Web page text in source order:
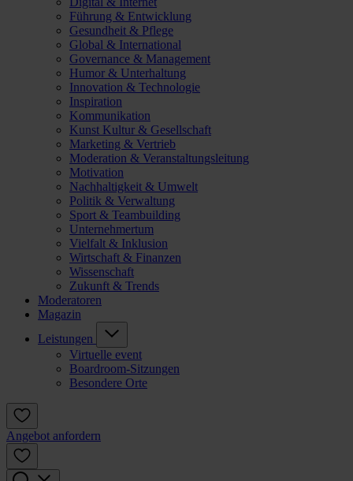
Führung & Entwicklung
Gesundheit & Pflege
Global & International
Governance & Management
Humor & Unterhaltung
Innovation & Technologie
Inspiration
Kommunikation
Kunst Kultur & Gesellschaft
Marketing & Vertrieb
Moderation & Veranstaltungsleitung
Motivation
Nachhaltigkeit & Umwelt
Politik & Verwaltung
Sport & Teambuilding
Unternehmertum
Vielfalt & Inklusion
Wirtschaft & Finanzen
Wissenschaft
Zukunft & Trends
Moderatoren
Magazin
Leistungen
Virtuelle event
Boardroom-Sitzungen
Besondere Orte
Angebot anfordern